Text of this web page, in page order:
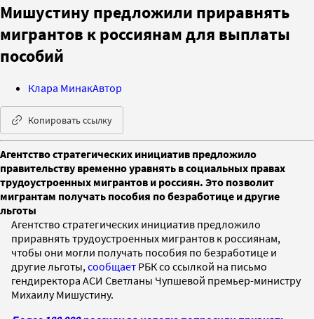
Мишустину предложили приравнять
мигрантов к россиянам для выплаты
пособий
Клара МинакАвтор
Копировать ссылку
Агентство стратегических инициатив предложило
правительству временно уравнять в социальных правах
трудоустроенных мигрантов и россиян. Это позволит
мигрантам получать пособия по безработице и другие
льготы
Агентство стратегических инициатив предложило
приравнять трудоустроенных мигрантов к россиянам,
чтобы они могли получать пособия по безработице и
другие льготы, сообщает РБК со ссылкой на письмо
гендиректора АСИ Светланы Чупшевой премьер-министру
Михаилу Мишустину.